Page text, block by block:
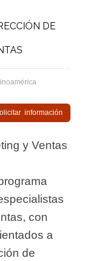
DE
información
y Ventas
con
a
de